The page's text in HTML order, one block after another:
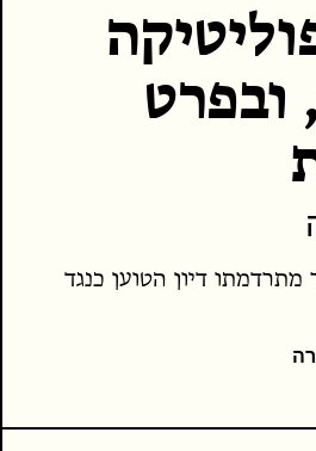
ובפרט
דיון הטוען כנגד
כן או לא, נשמע
תחת ידם יצירות אמנות